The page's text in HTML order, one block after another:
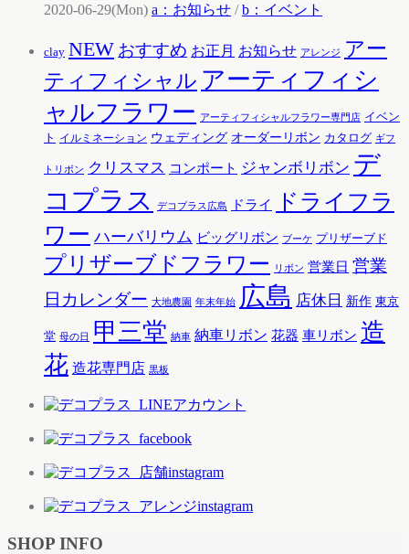
2020-06-29(Mon) a：お知らせ /b：イベント
clay NEW おすすめ お正月 お知らせ アレンジ アー
ティフィシャル アーティフィシ
ャルフラワー
アーティフィシャルフラワー専門店 イベン
ト イルミネーション ウェディング オーダーリボン カタログ ギフ
トリボン クリスマス コンポート ジャンボリボン デ
コプラス
デコプラス広島 ドライ
ドライフラ
ワー ハーバリウム ビッグリボン ブーケ プリザーブド
プリザーブドフラワー リボン 営業日 営業
日カレンダー 大地農園 年末年始 広島 店休日 新作 東京
堂 母の日 甲三堂 納車 納車リボン 花器 車リボン 造
花 造花専門店 黒板
SHOP INFO